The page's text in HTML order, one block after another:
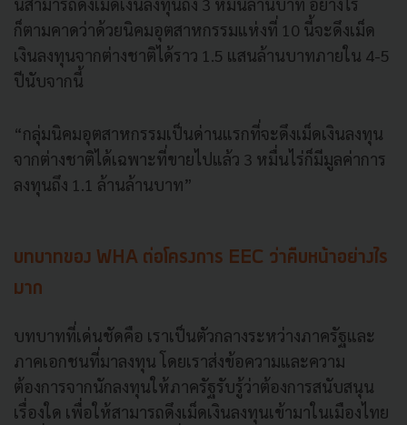
ก็ตามคาดว่าด้วยนิคมอุตสาหกรรมแห่งที่ 10 นี้จะดึงเม็ด
เงินลงทุนจากต่างชาติได้ราว 1.5 แสนล้านบาทภายใน 4-5
ปีนับจากนี้
“กลุ่มนิคมอุตสาหกรรมเป็นด่านแรกที่จะดึงเม็ดเงินลงทุน
จากต่างชาติได้เฉพาะที่ขายไปแล้ว 3 หมื่นไร่ก็มีมูลค่าการ
ลงทุนถึง 1.1 ล้านล้านบาท”
บทบาทของ WHA ต่อโครงการ EEC ว่าคืบหน้าอย่างไร
มาก
บทบาทที่เด่นชัดคือ เราเป็นตัวกลางระหว่างภาครัฐและ
ภาคเอกชนที่มาลงทุน โดยเราส่งข้อความและความ
ต้องการจากนักลงทุนให้ภาครัฐรับรู้ว่าต้องการสนับสนุน
เรื่องใด เพื่อให้สามารถดึงเม็ดเงินลงทุนเข้ามาในเมืองไทย